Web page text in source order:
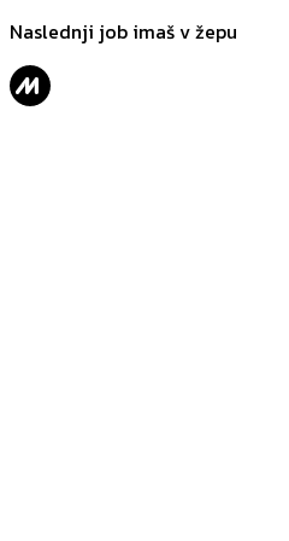
Naslednji job imaš v žepu